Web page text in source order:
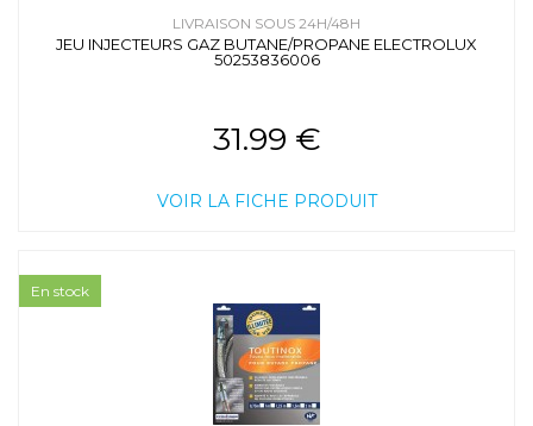
LIVRAISON SOUS 24H/48H
JEU INJECTEURS GAZ BUTANE/PROPANE ELECTROLUX
50253836006
31.99 €
VOIR LA FICHE PRODUIT
En stock